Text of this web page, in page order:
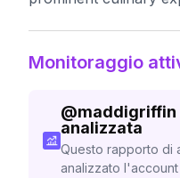
Monitoraggio
@maddigriffin
analizzata
Questo rapporto di
analizzato